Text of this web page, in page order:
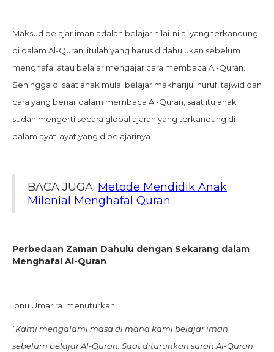
Maksud belajar iman adalah belajar nilai-nilai yang terkandung
di dalam Al-Quran, itulah yang harus didahulukan sebelum
menghafal atau belajar mengajar cara membaca Al-Quran.
Sehingga di saat anak mulai belajar makharijul huruf, tajwid dan
cara yang benar dalam membaca Al-Quran, saat itu anak
sudah mengerti secara global ajaran yang terkandung di
dalam ayat-ayat yang dipelajarinya.
BACA JUGA: Metode Mendidik Anak
Milenial Menghafal Quran
Perbedaan Zaman Dahulu dengan Sekarang dalam
Menghafal Al-Quran
Ibnu Umar ra. menuturkan,
“Kami mengalami masa di mana kami belajar iman
sebelum belajar Al-Quran. Saat diturunkan surah Al-Quran